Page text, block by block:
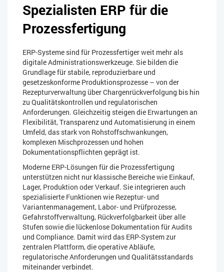
Spezialisten ERP für die
Prozessfertigung
ERP-Systeme sind für Prozessfertiger weit mehr als
digitale Administrationswerkzeuge. Sie bilden die
Grundlage für stabile, reproduzierbare und
gesetzeskonforme Produktionsprozesse – von der
Rezepturverwaltung über Chargenrückverfolgung bis hin
zu Qualitätskontrollen und regulatorischen
Anforderungen. Gleichzeitig steigen die Erwartungen an
Flexibilität, Transparenz und Automatisierung in einem
Umfeld, das stark von Rohstoffschwankungen,
komplexen Mischprozessen und hohen
Dokumentationspflichten geprägt ist.
Moderne ERP-Lösungen für die Prozessfertigung
unterstützen nicht nur klassische Bereiche wie Einkauf,
Lager, Produktion oder Verkauf. Sie integrieren auch
spezialisierte Funktionen wie Rezeptur- und
Variantenmanagement, Labor- und Prüfprozesse,
Gefahrstoffverwaltung, Rückverfolgbarkeit über alle
Stufen sowie die lückenlose Dokumentation für Audits
und Compliance. Damit wird das ERP-System zur
zentralen Plattform, die operative Abläufe,
regulatorische Anforderungen und Qualitätsstandards
miteinander verbindet.